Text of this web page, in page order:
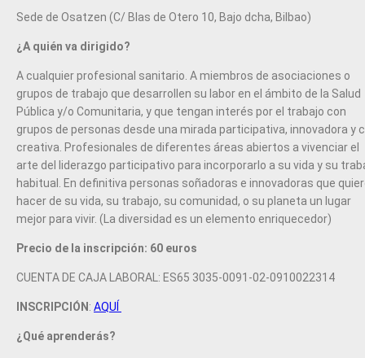
Sede de Osatzen (C/ Blas de Otero 10, Bajo dcha, Bilbao)
¿A quién va dirigido?
A cualquier profesional sanitario. A miembros de asociaciones o
grupos de trabajo que desarrollen su labor en el ámbito de la Salud
Pública y/o Comunitaria, y que tengan interés por el trabajo con
grupos de personas desde una mirada participativa, innovadora y
creativa. Profesionales de diferentes áreas abiertos a vivenciar el
arte del liderazgo participativo para incorporarlo a su vida y su
habitual. En definitiva personas soñadoras e innovadoras que
hacer de su vida, su trabajo, su comunidad, o su planeta un lugar
mejor para vivir. (La diversidad es un elemento enriquecedor)
Precio de la inscripción: 60 euros
CUENTA DE CAJA LABORAL: ES65 3035-0091-02-0910022314
INSCRIPCIÓN : AQUÍ
¿Qué aprenderás?